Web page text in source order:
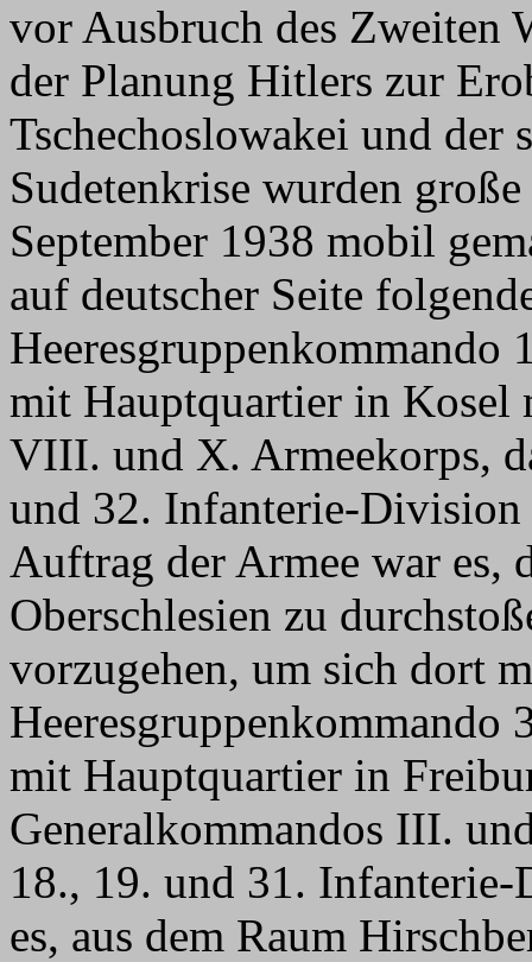
vor Ausbruch des Zweiten
der Planung Hitlers zur
Tschechoslowakei und der
Sudetenkrise wurden
September 1938 mobil
auf deutscher Seite
Heeresgruppenkommando
mit Hauptquartier in Kosel
VIII. und X. Armeekorps,
und 32. Infanterie-
Auftrag der Armee war es,
Oberschlesien zu
vorzugehen, um sich dort
Heeresgruppenkommando
mit Hauptquartier in
Generalkommandos III.
18., 19. und 31.
es, aus dem Raum